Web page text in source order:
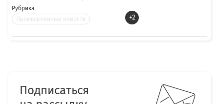
Рубрика
Промышленные новости
+2
Подписаться